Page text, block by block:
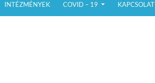
INTÉZMÉNYEK COVID – 19 KAPCSOLAT